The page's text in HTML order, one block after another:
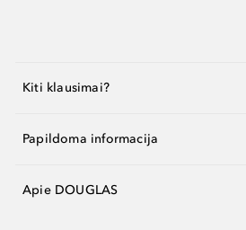
Kiti klausimai?
Papildoma informacija
Apie DOUGLAS